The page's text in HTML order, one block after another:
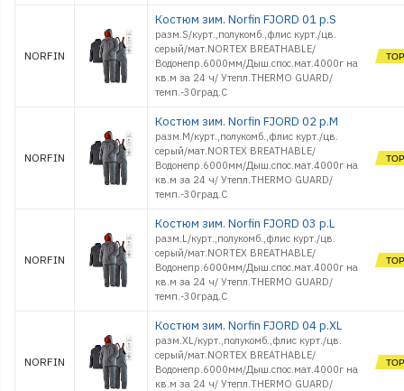
NORFIN
Костюм зим. Norfin FJORD 01 р.S
разм.S/курт.,полукомб.,флис курт./цв.
серый/мат.NORTEX BREATHABLE/
Водонепр.6000мм/Дыш.спос.мат.4000г на
кв.м за 24 ч/ Утепл.THERMO GUARD/
темп.-30град.С
NORFIN
Костюм зим. Norfin FJORD 02 р.M
разм.M/курт.,полукомб.,флис курт./цв.
серый/мат.NORTEX BREATHABLE/
Водонепр.6000мм/Дыш.спос.мат.4000г на
кв.м за 24 ч/ Утепл.THERMO GUARD/
темп.-30град.С
NORFIN
Костюм зим. Norfin FJORD 03 р.L
разм.L/курт.,полукомб.,флис курт./цв.
серый/мат.NORTEX BREATHABLE/
Водонепр.6000мм/Дыш.спос.мат.4000г на
кв.м за 24 ч/ Утепл.THERMO GUARD/
темп.-30град.С
NORFIN
Костюм зим. Norfin FJORD 04 р.XL
разм.XL/курт.,полукомб.,флис курт./цв.
серый/мат.NORTEX BREATHABLE/
Водонепр.6000мм/Дыш.спос.мат.4000г на
кв.м за 24 ч/ Утепл.THERMO GUARD/